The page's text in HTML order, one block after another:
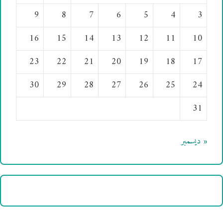
3
4
5
6
7
8
9
10
11
12
13
14
15
16
17
18
19
20
21
22
23
24
25
26
27
28
29
30
31
« ديسمبر